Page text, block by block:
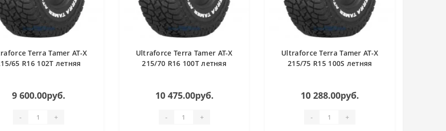
Terra Tamer AT-X
65 R16 102T летняя
9 600.00руб.
- +
Ultraforce Terra Tamer AT-X
215/70 R16 100T летняя
10 475.00руб.
- +
Ultraforce Terra Tamer AT-X
215/75 R15 100S летняя
10 288.00руб.
- +